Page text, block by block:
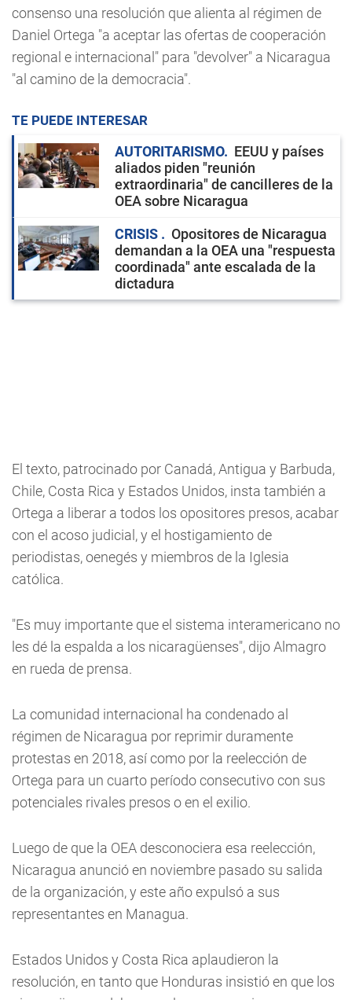
consenso una resolución que alienta al régimen de
Daniel Ortega "a aceptar las ofertas de cooperación
regional e internacional" para "devolver" a Nicaragua
"al camino de la democracia".
TE PUEDE INTERESAR
AUTORITARISMO
EEUU y países
aliados piden "reunión
extraordinaria" de cancilleres de la
OEA sobre Nicaragua
CRISIS
Opositores de Nicaragua
demandan a la OEA una "respuesta
coordinada" ante escalada de la
dictadura
El texto, patrocinado por Canadá, Antigua y Barbuda,
Chile, Costa Rica y Estados Unidos, insta también a
Ortega a liberar a todos los opositores presos, acabar
con el acoso judicial, y el hostigamiento de
periodistas, oenegés y miembros de la Iglesia
católica.
"Es muy importante que el sistema interamericano no
les dé la espalda a los nicaragüenses", dijo Almagro
en rueda de prensa.
La comunidad internacional ha condenado al
régimen de Nicaragua por reprimir duramente
protestas en 2018, así como por la reelección de
Ortega para un cuarto período consecutivo con sus
potenciales rivales presos o en el exilio.
Luego de que la OEA desconociera esa reelección,
Nicaragua anunció en noviembre pasado su salida
de la organización, y este año expulsó a sus
representantes en Managua.
Estados Unidos y Costa Rica aplaudieron la
resolución, en tanto que Honduras insistió en que los